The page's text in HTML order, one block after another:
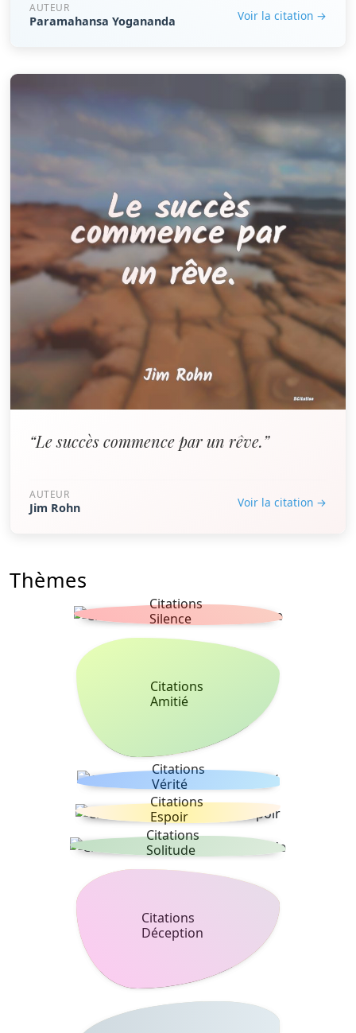
AUTEUR
Paramahansa Yogananda Voir la citation →
“Le succès commence par un rêve.”
AUTEUR
Jim Rohn Voir la citation →
Thèmes
Citations
Silence
Citations
Amitié
Citations
Vérité
Citations
Espoir
Citations
Solitude
Citations
Déception